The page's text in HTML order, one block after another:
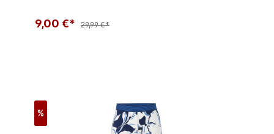
9,00 €* 29,99 €*
%